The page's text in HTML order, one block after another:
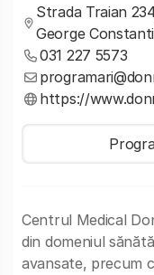
Strada Traian
George
031 227 5573
https://
Centrul Medical
din domeniul
avansate, precum